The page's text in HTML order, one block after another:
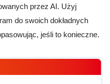
przez AI. Użyj
do swoich dokładnych
jeśli to konieczne.